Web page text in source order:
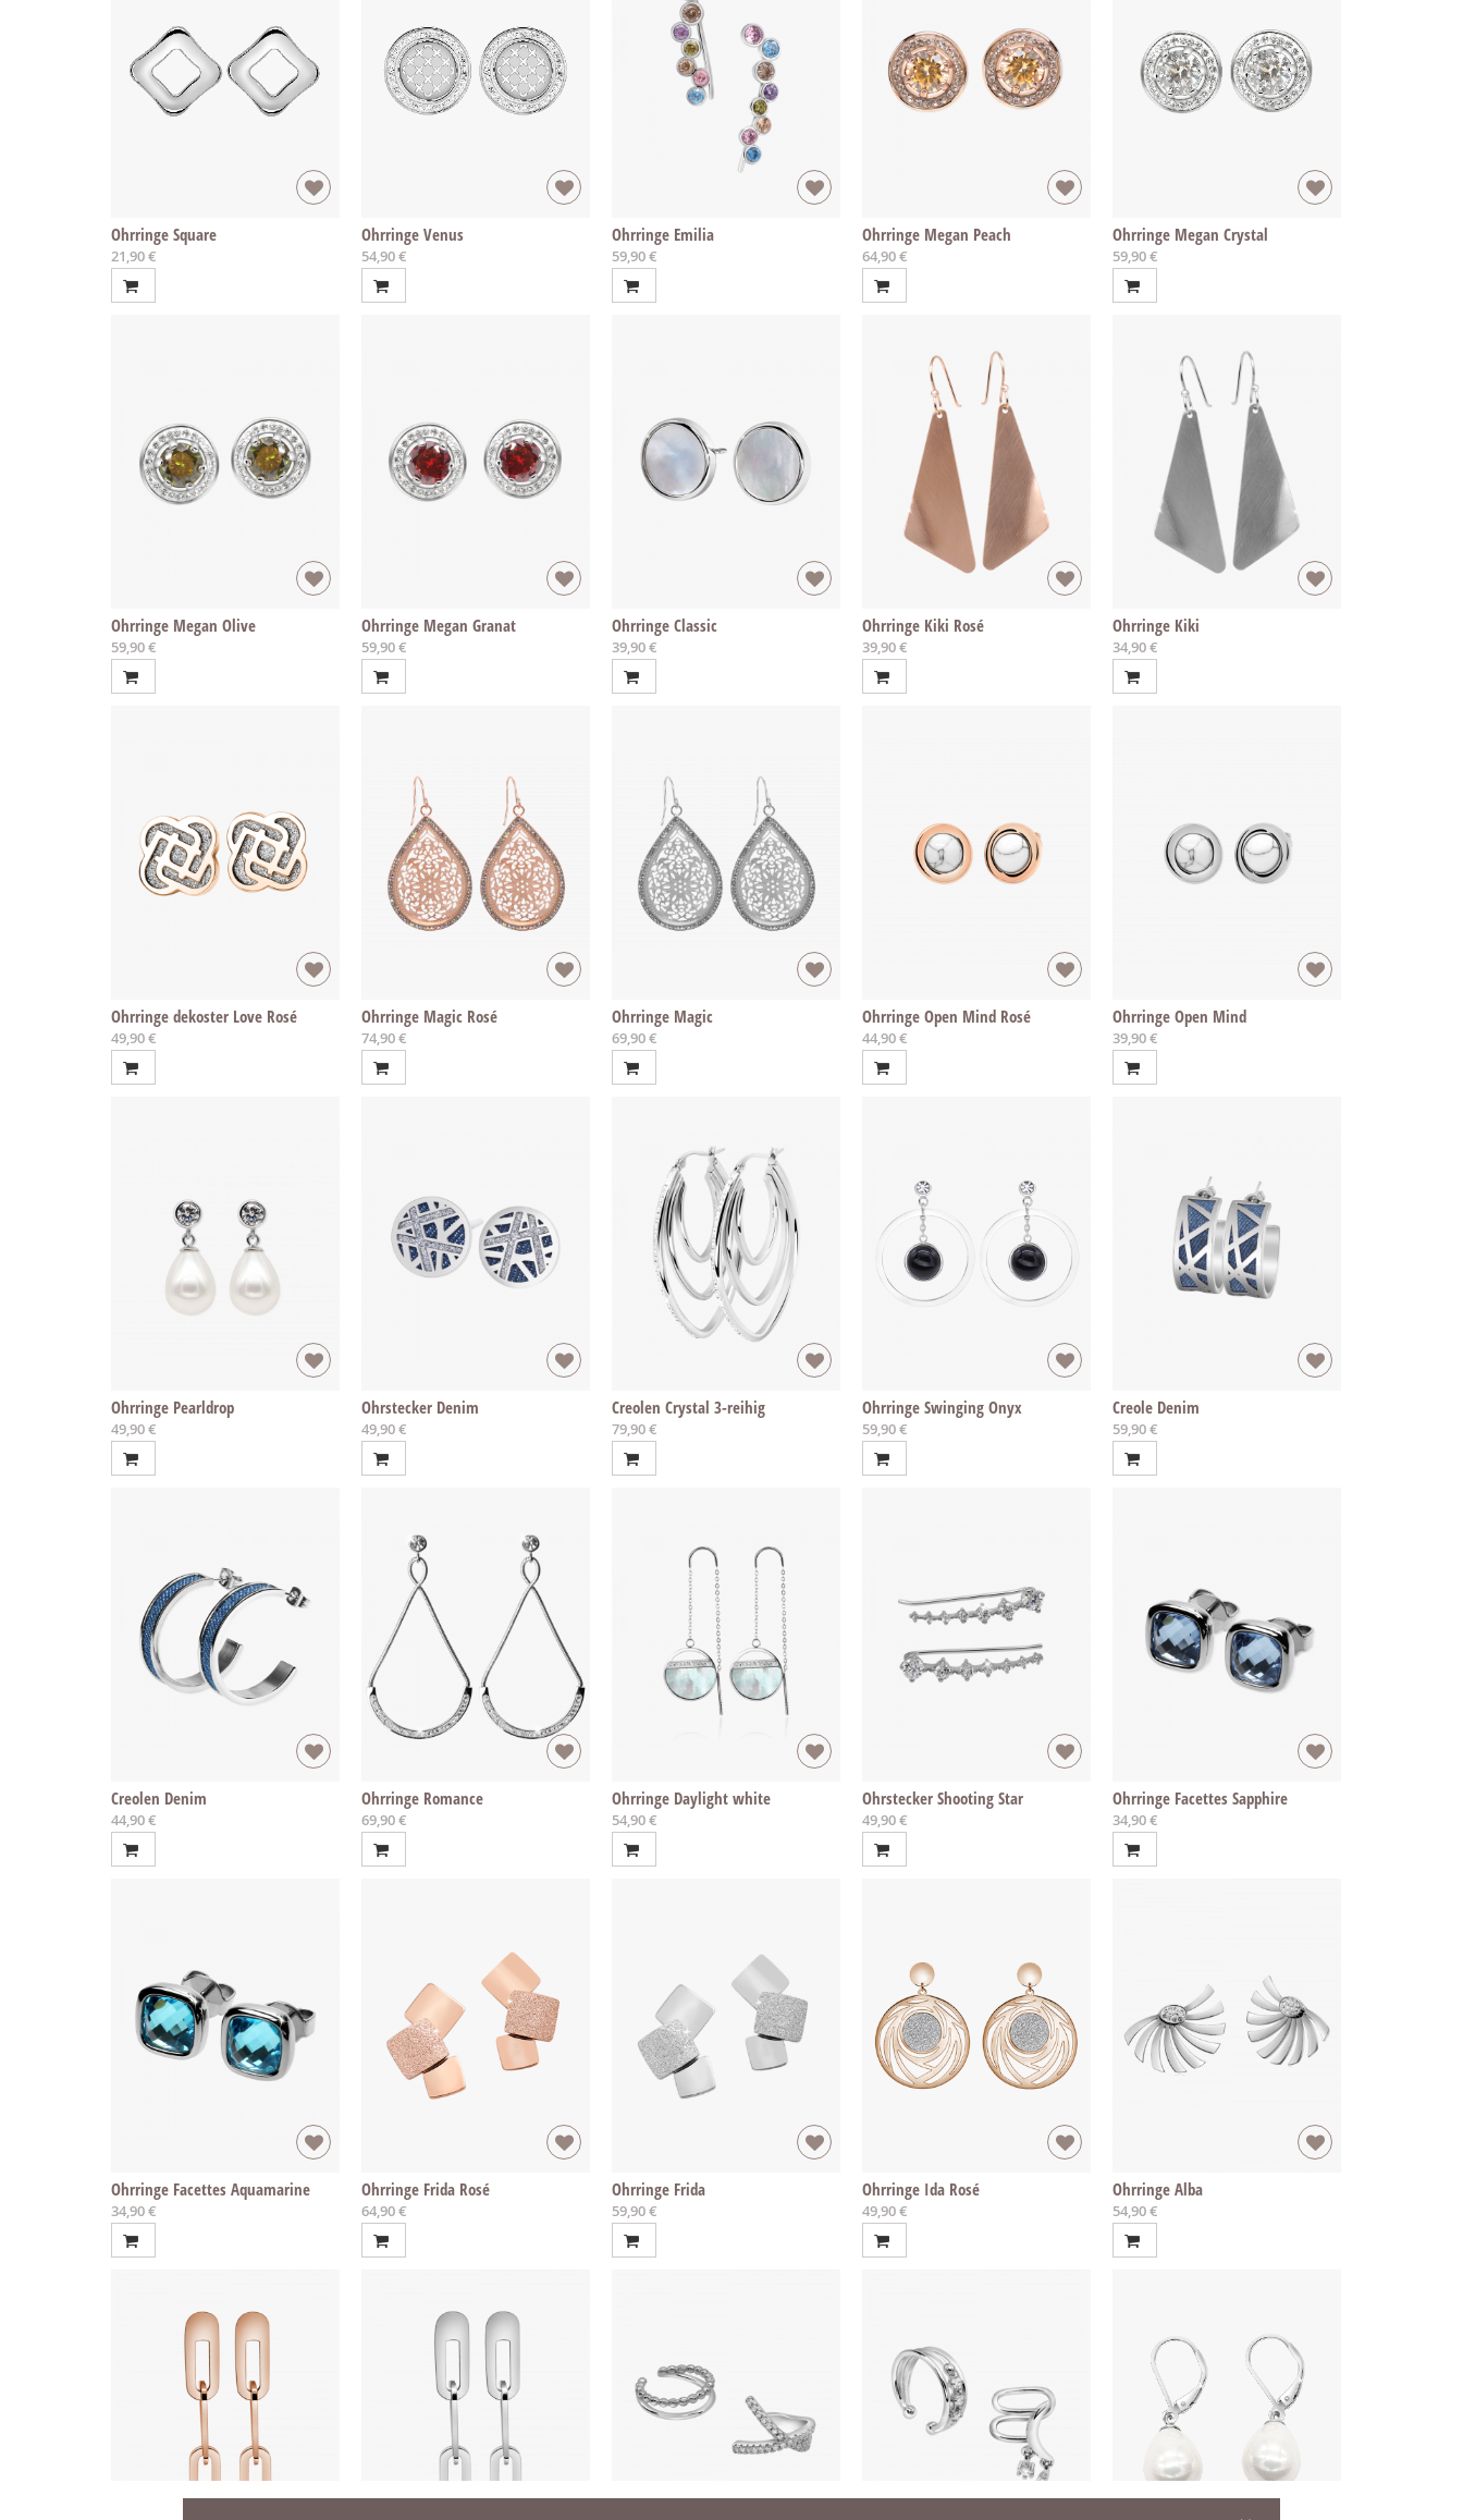
Ohrringe Square
21,90 €
Ohrringe Venus
54,90 €
Ohrringe Emilia
59,90 €
Ohrringe Megan Peach
64,90 €
Ohrringe Megan Crystal
59,90 €
Ohrringe Megan Olive
59,90 €
Ohrringe Megan Granat
59,90 €
Ohrringe Classic
39,90 €
Ohrringe Kiki Rosé
39,90 €
Ohrringe Kiki
34,90 €
Ohrringe dekoster Love Rosé
49,90 €
Ohrringe Magic Rosé
74,90 €
Ohrringe Magic
69,90 €
Ohrringe Open Mind Rosé
44,90 €
Ohrringe Open Mind
39,90 €
Ohrringe Pearldrop
49,90 €
Ohrstecker Denim
49,90 €
Creolen Crystal 3-reihig
79,90 €
Ohrringe Swinging Onyx
59,90 €
Creole Denim
59,90 €
Creolen Denim
44,90 €
Ohrringe Romance
69,90 €
Ohrringe Daylight white
54,90 €
Ohrstecker Shooting Star
49,90 €
Ohrringe Facettes Sapphire
34,90 €
Ohrringe Facettes Aquamarine
34,90 €
Ohrringe Frida Rosé
64,90 €
Ohrringe Frida
59,90 €
Ohrringe Ida Rosé
49,90 €
Ohrringe Alba
54,90 €